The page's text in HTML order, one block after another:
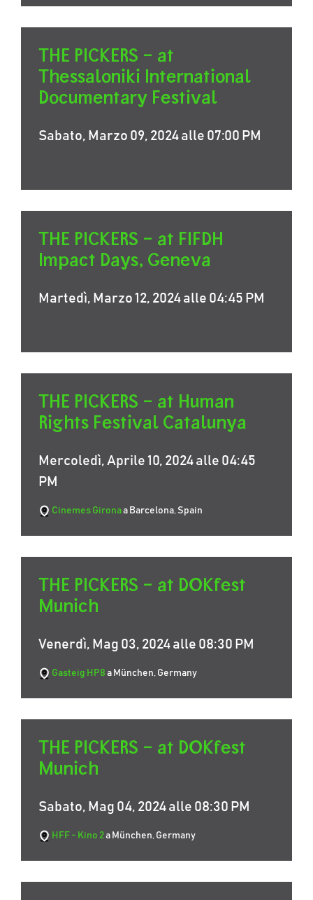
THE PICKERS – at
Thessaloniki International
Documentary Festival
Sabato, Marzo 09, 2024 alle 07:00 PM
THE PICKERS – at FIFDH
Impact Days, Geneva
Martedì, Marzo 12, 2024 alle 04:45 PM
THE PICKERS – at Human
Rights Festival Catalunya
Mercoledì, Aprile 10, 2024 alle 04:45
PM
Cinemes Gironaa Barcelona, Spain
THE PICKERS – at DOKfest
Munich
Venerdì, Mag 03, 2024 alle 08:30 PM
Gasteig HP8 a München, Germany
THE PICKERS – at DOKfest
Munich
Sabato, Mag 04, 2024 alle 08:30 PM
HFF - Kino 2a München, Germany